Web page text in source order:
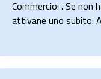
Commercio: . Se non
attivane uno subito: